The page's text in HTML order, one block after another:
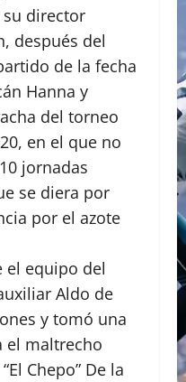
director
después del
de la fecha
Hanna y
del torneo
en el que no
jornadas
se diera por
por el azote
el equipo del
Aldo de
y tomó una
el maltrecho
Chepo” De la